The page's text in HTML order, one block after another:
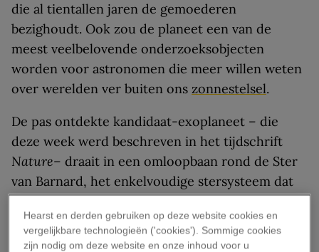
die al tientallen jaren de gemoederen
bezighoudt. Ook zou de planeet een van de
meest veelbelovende onderzoeksobjecten
worden voor astronomen die meer willen weten
over werelden ver buiten ons zonnestelsel.
De pas ontdekte kandidaat-exoplaneet – die
deze week werd beschreven in het tijdschrift
Nature– draait in een omloopbaan rond de Ster
van Barnard, het enkelvoudige stersysteem dat
het dichtstbij onze zon staat. Het heldere stelsel
Alpha Centauri, dat nog eens twee lichtjaren
dichterbij de aarde staat en zelf een exoplaneet
Hearst en derden gebruiken op deze website cookies en
vergelijkbare technologieën ('cookies'). Sommige cookies
zijn nodig om deze website en onze inhoud voor u